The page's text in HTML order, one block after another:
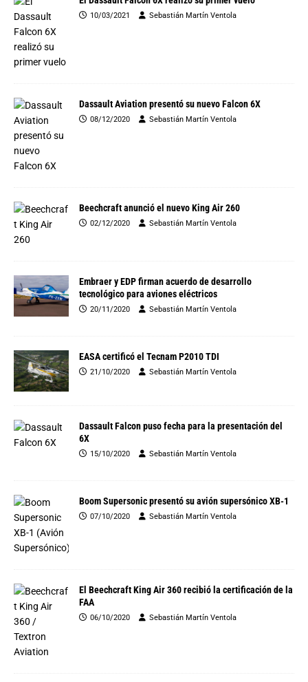
10/03/2021 Sebastián Martín Ventola
Dassault Aviation presentó su nuevo Falcon 6X
08/12/2020 Sebastián Martín Ventola
Beechcraft anunció el nuevo King Air 260
02/12/2020 Sebastián Martín Ventola
Embraer y EDP firman acuerdo de desarrollo
tecnológico para aviones eléctricos
20/11/2020 Sebastián Martín Ventola
EASA certificó el Tecnam P2010 TDI
21/10/2020 Sebastián Martín Ventola
Dassault Falcon puso fecha para la presentación del
6X
15/10/2020 Sebastián Martín Ventola
Boom Supersonic presentó su avión supersónico XB-1
07/10/2020 Sebastián Martín Ventola
El Beechcraft King Air 360 recibió la certificación de la
FAA
06/10/2020 Sebastián Martín Ventola